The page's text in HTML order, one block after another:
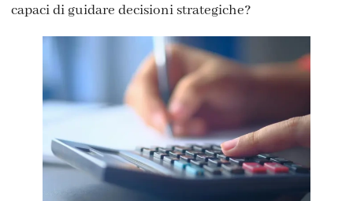
capaci di guidare decisioni strategiche?